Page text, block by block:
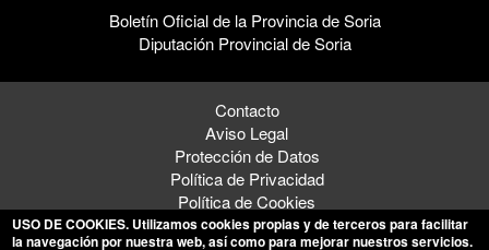
Boletín Oficial de la Provincia de Soria
Diputación Provincial de Soria
Contacto
Aviso Legal
Protección de Datos
Política de Privacidad
Política de Cookies
USO DE COOKIES. Utilizamos cookies propias y de terceros para facilitar
la navegación por nuestra web, así como para mejorar nuestros servicios.